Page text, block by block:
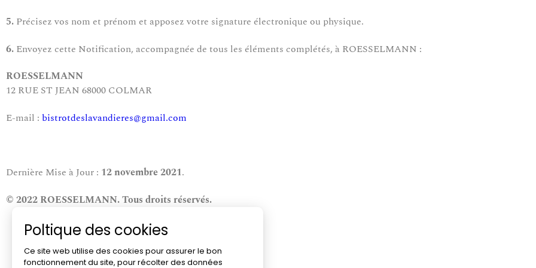
5. Précisez vos nom et prénom et apposez votre signature électronique ou physique.
6. Envoyez cette Notification, accompagnée de tous les éléments complétés, à ROESSELMANN :
ROESSELMANN
12 RUE ST JEAN 68000 COLMAR
E-mail : bistrotdeslavandieres@gmail.com
Dernière Mise à Jour : 12 novembre 2021.
© 2022 ROESSELMANN.Tous droits réservés.
Poltique des cookies
Ce site web utilise des cookies pour assurer le bon
fonctionnement du site, pour récolter des données